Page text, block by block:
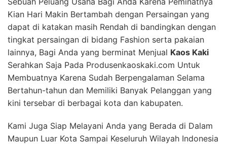
Kian Hari Makin Bertambah dengan Persaingan yang
dapat di katakan masih Rendah di bandingkan dengan
tingkat persaingan di bidang Fashion serta pakaian
lainnya, Bagi Anda yang berminat Menjual Kaos Kaki
Serahkan Saja Pada Produsenkaoskaki.com Untuk
Membuatnya Karena Sudah Berpengalaman Selama
Bertahun-tahun dan Memiliki Banyak Pelanggan yang
kini tersebar di berbagai kota dan kabupaten.
Kami Juga Siap Melayani Anda yang Berada di Dalam
Maupun Luar Kota Sampai Keseluruh Wilayah Indonesia